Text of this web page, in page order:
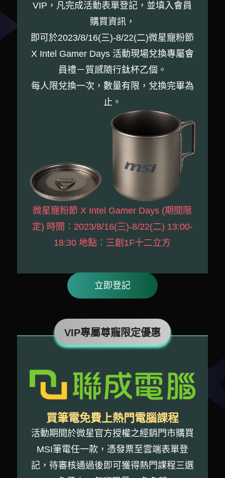
VIP，凡完成活動表單登記，並填入會員
購買資訊，
即可於2023/8/16(三)-8/22(二)微星寵粉節
X Intel Gamer Days 活動現場兌換專屬會
員禮－質感隨行鈦杯乙個。
每人限兌換一次，數量有限，兌換完畢為
止。
微星寵粉節 X Intel Gamer Days (期間限
定) 時間：2023/8/16(三)-8/22(二) 13:00-
18:30 地點：三創1F十二立方
立即登記
VIP專屬尊寵限定優惠
買筆電免費上熱門電腦課程
活動期間於微星官方授權之經銷門市購買
MSI筆電任一款，憑發票至雲端表單登
記，待審核通過後即可獲得熱門課程三選